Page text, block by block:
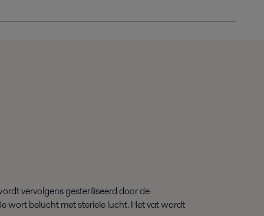
vervolgens gesteriliseerd door de
wort belucht met steriele lucht. Het vat wordt